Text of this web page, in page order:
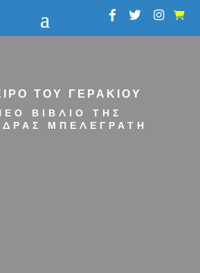
ΤΟΥ ΓΕΡΑΚΙΟΥ
ΒΙΒΛΙΟ ΤΗΣ
ΜΠΕΛΕΓΡΑΤΗ